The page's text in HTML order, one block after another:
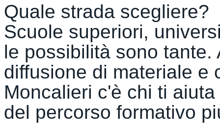
Quale strada scegliere?
Scuole superiori,
diffusione di materiale e
Moncalieri c'è chi ti
del percorso formativo